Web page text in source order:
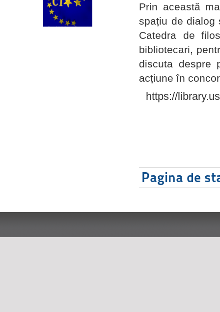
Prin această
spațiu de dialog
Catedra de
bibliotecari,
discuta despre
acțiune în
https://
Pagina de